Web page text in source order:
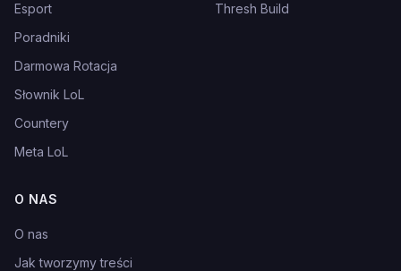
Esport
Poradniki
Darmowa Rotacja
Słownik LoL
Countery
Meta LoL
Thresh Build
O NAS
O nas
Jak tworzymy treści